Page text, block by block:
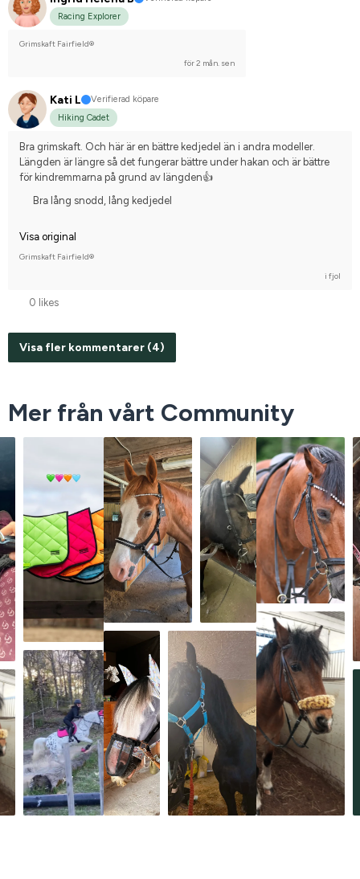
Racing Explorer
Grimskaft Fairfield®
för 2 mån. sen
Kati L
Verifierad köpare
Hiking Cadet
Bra grimskaft. Och här är en bättre kedjedel än i andra modeller.
Längden är längre så det fungerar bättre under hakan och är bättre
för kindremmarna på grund av längden👍
Bra lång snodd, lång kedjedel
Visa original
Grimskaft Fairfield®
i fjol
0 likes
Visa fler kommentarer (4)
Mer från vårt Community